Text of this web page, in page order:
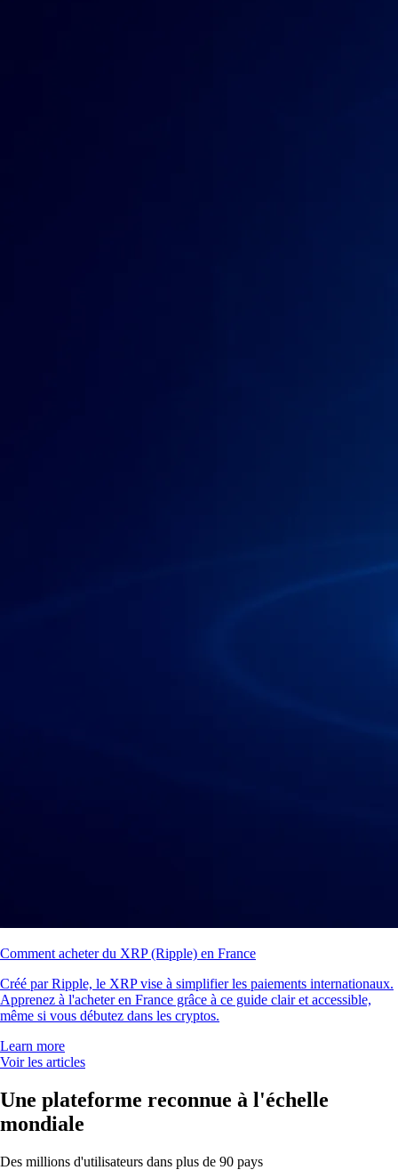
Comment acheter du XRP (Ripple) en France
Créé par Ripple, le XRP vise à simplifier les paiements internationaux.
Apprenez à l'acheter en France grâce à ce guide clair et accessible,
même si vous débutez dans les cryptos.
Learn more
Voir les articles
Une plateforme reconnue à l'échelle
mondiale
Des millions d'utilisateurs dans plus de 90 pays